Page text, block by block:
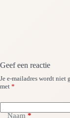
Geef een reactie
Je e-mailadres wordt niet
met *
Naam *